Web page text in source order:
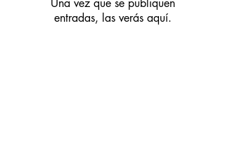
Una vez que se publiquen
entradas, las verás aquí.